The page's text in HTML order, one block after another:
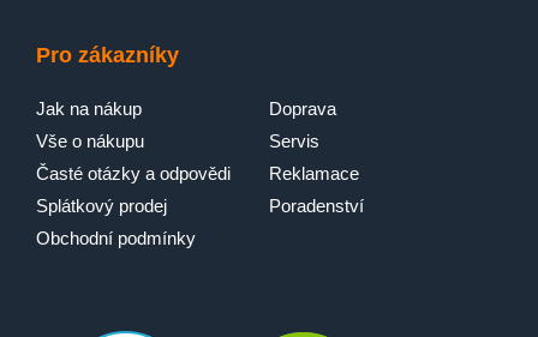
PerfectCare 600
Pro zákazníky
Jak na nákup
Vše o nákupu
Časté otázky a odpovědi
Splátkový prodej
Obchodní podmínky
Doprava
Servis
Reklamace
Poradenství